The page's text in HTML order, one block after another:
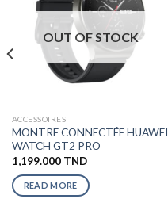
OUT OF STOCK
ACCESSOIRES
MONTRE CONNECTÉE HUAWEI
WATCH GT2 PRO
1,199.000 TND
READ MORE